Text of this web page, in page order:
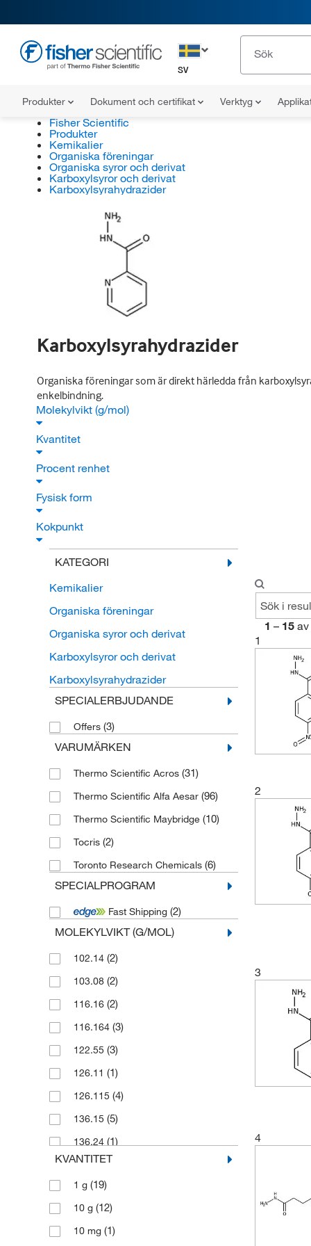
SV
Produkter Dokument och certifikat Verktyg
Fisher Scientific
Produkter
Kemikalier
Organiska föreningar
Organiska syror och derivat
Karboxylsyror och derivat
Karboxylsyrahydrazider
Karboxylsyrahydrazider
Organiska föreningar som är direkt härledda från
enkelbindning.
Molekylvikt (g/mol)
Kvantitet
Procent renhet
Fysisk form
Kokpunkt
KATEGORI
Kemikalier
Organiska föreningar
Organiska syror och derivat
Karboxylsyror och derivat
Karboxylsyrahydrazider
SPECIALERBJUDANDE
Offers (3)
VARUMÄRKEN
Thermo Scientific Acros (31)
Thermo Scientific Alfa Aesar (96)
Thermo Scientific Maybridge (10)
Tocris (2)
Toronto Research Chemicals (6)
SPECIALPROGRAM
Fast Shipping (2)
MOLEKYLVIKT (G/MOL)
102.14 (2)
103.08 (2)
116.16 (2)
116.164 (3)
122.55 (3)
126.11 (1)
126.115 (4)
136.15 (5)
136.24 (1)
137.14(5)
137.142
151.17(7)
152.15(4)
KVANTITET
1 g (19)
10 g (12)
10 mg (1)
1 – 15 av
1
2
3
4